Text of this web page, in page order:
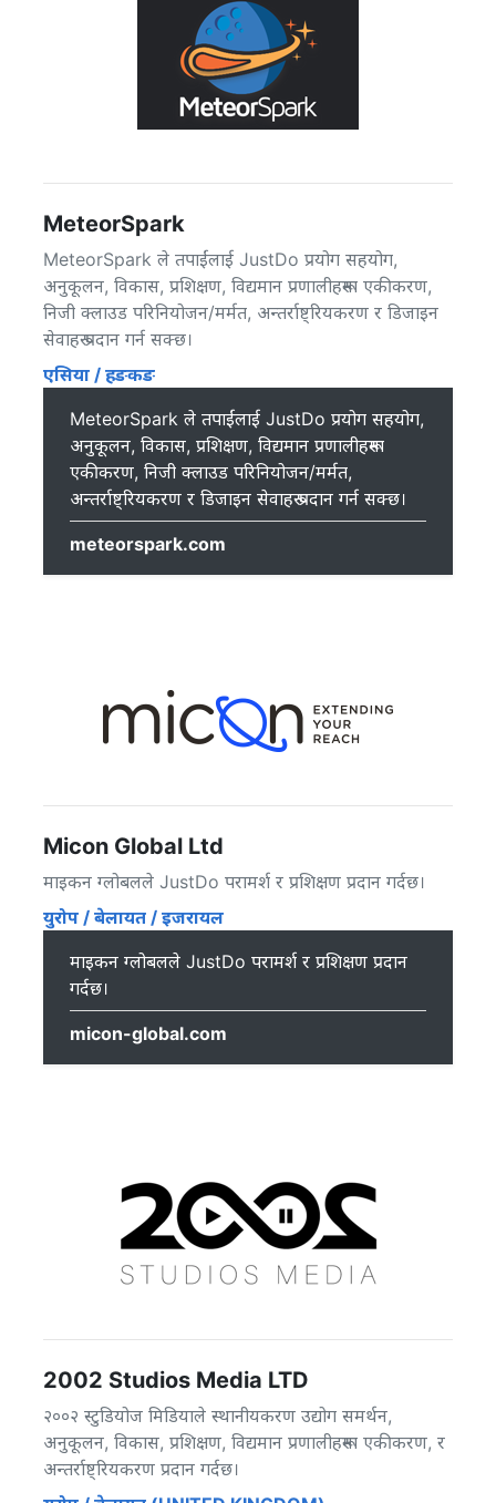
MeteorSpark
MeteorSpark ले तपाईंलाई JustDo प्रयोग सहयोग,
अनुकूलन, विकास, प्रशिक्षण, विद्यमान प्रणालीहरूमा एकीकरण,
निजी क्लाउड परिनियोजन/मर्मत, अन्तर्राष्ट्रियकरण र डिजाइन
सेवाहरू प्रदान गर्न सक्छ।
एसिया / हङकङ
MeteorSpark ले तपाईंलाई JustDo प्रयोग सहयोग,
अनुकूलन, विकास, प्रशिक्षण, विद्यमान प्रणालीहरूमा
एकीकरण, निजी क्लाउड परिनियोजन/मर्मत,
अन्तर्राष्ट्रियकरण र डिजाइन सेवाहरू प्रदान गर्न सक्छ।
meteorspark.com
Micon Global Ltd
माइकन ग्लोबलले JustDo परामर्श र प्रशिक्षण प्रदान गर्दछ।
युरोप / बेलायत / इजरायल
माइकन ग्लोबलले JustDo परामर्श र प्रशिक्षण प्रदान
गर्दछ।
micon-global.com
2002 Studios Media LTD
२००२ स्टुडियोज मिडियाले स्थानीयकरण उद्योग समर्थन,
अनुकूलन, विकास, प्रशिक्षण, विद्यमान प्रणालीहरूमा एकीकरण, र
अन्तर्राष्ट्रियकरण प्रदान गर्दछ।